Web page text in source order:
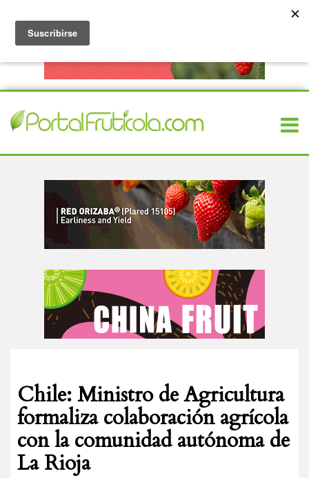
Chile: Ministro de Agricultura
formaliza colaboración agrícola
con la comunidad autónoma de
La Rioja